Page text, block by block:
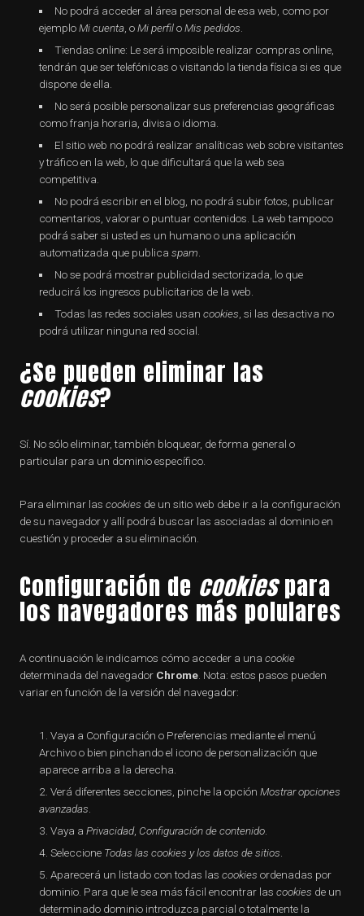
No podrá acceder al área personal de esa web, como por
ejemploMi cuenta , oMi perfiloMis pedidos
Tiendas online: Le será imposible realizar compras online,
tendrán que ser telefónicas o visitando la tienda física si es que
dispone de ella.
No será posible personalizar sus preferencias geográficas
como franja horaria, divisa o idioma.
El sitio web no podrá realizar analíticas web sobre visitantes
y tráfico en la web, lo que dificultará que la web sea
competitiva.
No podrá escribir en el blog, no podrá subir fotos, publicar
comentarios, valorar o puntuar contenidos. La web tampoco
podrá saber si usted es un humano o una aplicación
automatizada que publica spam
No se podrá mostrar publicidad sectorizada, lo que
reducirá los ingresos publicitarios de la web.
Todas las redes sociales usan cookies , si las desactiva no
podrá utilizar ninguna red social.
¿Se pueden eliminar las
cookies?
Sí. No sólo eliminar, también bloquear, de forma general o
particular para un dominio específico.
Para eliminar las cookies de un sitio web debe ir a la configuración
de su navegador y allí podrá buscar las asociadas al dominio en
cuestión y proceder a su eliminación.
Configuración de cookiespara
los navegadores más polulares
A continuación le indicamos cómo acceder a una cookie
determinada del navegador Chrome . Nota: estos pasos pueden
variar en función de la versión del navegador:
Vaya a Configuración o Preferencias mediante el menú
Archivo o bien pinchando el icono de personalización que
aparece arriba a la derecha.
Verá diferentes secciones, pinche la opción Mostrar opciones
avanzadas
Vaya a Privacidad, Configuración de contenido
Seleccione Todas las cookies y los datos de sitios
Aparecerá un listado con todas las cookies ordenadas por
dominio. Para que le sea más fácil encontrar las cookies de un
determinado dominio introduzca parcial o totalmente la